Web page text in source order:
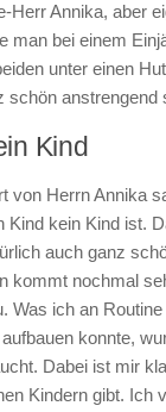
Herr Annika, aber
man bei einem
unter einen
schön anstrengend
Kind
von Herrn Annika
Kind kein Kind ist.
auch ganz
kommt nochmal
Was ich an
konnte,
Dabei ist mir
Kindern gibt. Ich